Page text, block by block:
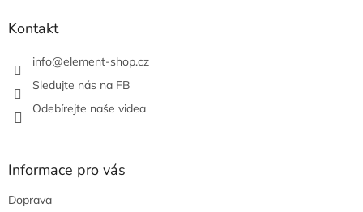
Kontakt
info@element-shop.cz
Sledujte nás na FB
Odebírejte naše videa
Informace pro vás
Doprava